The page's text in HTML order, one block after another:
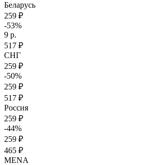
Беларусь
259 ₽
-53%
9 р.
517 ₽
СНГ
259 ₽
-50%
259 ₽
517 ₽
Россия
259 ₽
-44%
259 ₽
465 ₽
MENA